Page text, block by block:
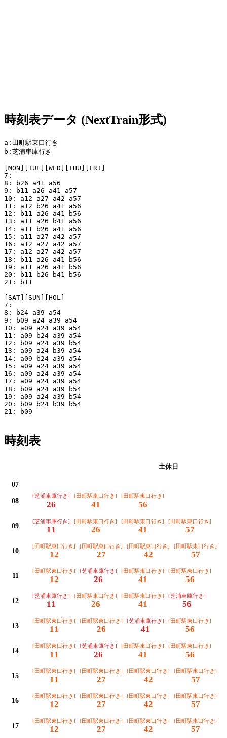
時刻表データ (NextTrain形式)
a:田町駅東口行き
b:芝浦車庫行き
[MON][TUE][WED][THU][FRI]
7:
8: b26 a41 a56
9: b11 a26 a41 a57
10: a12 a27 a42 a57
11: a12 b26 a41 a56
12: b11 a26 a41 b56
13: a11 a26 b41 a56
14: a11 b26 a41 a56
15: a11 a27 a42 a57
16: a12 a27 a42 a57
17: a12 a27 a42 a57
18: b11 a26 a41 b56
19: a11 a26 a41 b56
20: b11 b26 b41 b56
21: b11
[SAT][SUN][HOL]
7:
8: b24 a39 a54
9: b09 a24 a39 a54
10: a09 a24 a39 a54
11: a09 b24 a39 a54
12: b09 a24 a39 b54
13: a09 a24 b39 a54
14: a09 b24 a39 a54
15: a09 a24 a39 a54
16: a09 a24 a39 a54
17: a09 a24 a39 a54
18: b09 a24 a39 b54
19: a09 a24 a39 b54
20: b09 b24 b39 b54
21: b09
時刻表
土休日
07
08
[芝浦車庫行き]
26
[田町駅東口行き]
41
[田町駅東口行き]
56
09
[芝浦車庫行き]
11
[田町駅東口行き]
26
[田町駅東口行き]
41
[田町駅東口行き]
57
10
[田町駅東口行き]
12
[田町駅東口行き]
27
[田町駅東口行き]
42
[田町駅東口行き]
57
11
[田町駅東口行き]
12
[芝浦車庫行き]
26
[田町駅東口行き]
41
[田町駅東口行き]
56
12
[芝浦車庫行き]
11
[田町駅東口行き]
26
[田町駅東口行き]
41
[芝浦車庫行き]
56
13
[田町駅東口行き]
11
[田町駅東口行き]
26
[芝浦車庫行き]
41
[田町駅東口行き]
56
14
[田町駅東口行き]
11
[芝浦車庫行き]
26
[田町駅東口行き]
41
[田町駅東口行き]
56
15
[田町駅東口行き]
11
[田町駅東口行き]
27
[田町駅東口行き]
42
[田町駅東口行き]
57
16
[田町駅東口行き]
12
[田町駅東口行き]
27
[田町駅東口行き]
42
[田町駅東口行き]
57
17
[田町駅東口行き]
12
[田町駅東口行き]
27
[田町駅東口行き]
42
[田町駅東口行き]
57